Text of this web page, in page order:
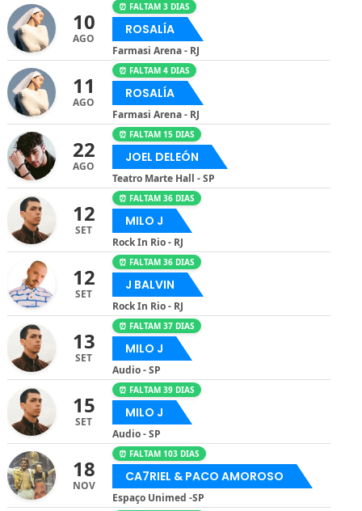
10
AGO
⏰ FALTAM 3 DIAS
ROSALÍA
Farmasi Arena - RJ
11
AGO
⏰ FALTAM 4 DIAS
ROSALÍA
Farmasi Arena - RJ
22
AGO
⏰ FALTAM 15 DIAS
JOEL DELEÓN
Teatro Marte Hall - SP
12
SET
⏰ FALTAM 36 DIAS
MILO J
Rock In Rio - RJ
12
SET
⏰ FALTAM 36 DIAS
J BALVIN
Rock In Rio - RJ
13
SET
⏰ FALTAM 37 DIAS
MILO J
Audio - SP
15
SET
⏰ FALTAM 39 DIAS
MILO J
Audio - SP
18
NOV
⏰ FALTAM 103 DIAS
CA7RIEL & PACO AMOROSO
Espaço Unimed -SP